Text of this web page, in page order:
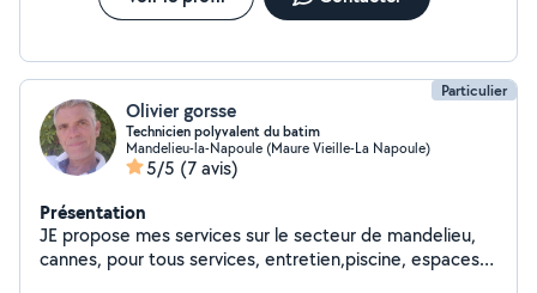
Particulier
Olivier gorsse
Technicien polyvalent du batim
Mandelieu-la-Napoule (Maure Vieille-La Napoule)
5/5 (7 avis)
Présentation
JE propose mes services sur le secteur de mandelieu,
cannes, pour tous services, entretien,piscine, espaces